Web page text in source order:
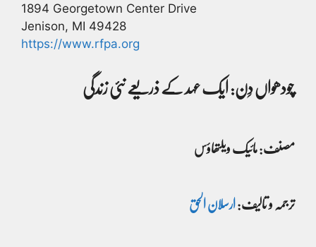
1894 Georgetown Center Drive
Jenison, MI 49428
https://www.rfpa.org
چودھواں دِن: ایک عہد کے ذریعے نئی زندگی
مصنف: مائیک ویلتھاؤس
ترجمہ و تالیف:ارسلان الحق